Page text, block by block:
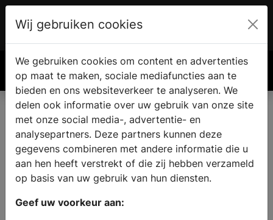
€ 0.00
Wij gebruiken cookies
We gebruiken cookies om content en advertenties
op maat te maken, sociale mediafuncties aan te
bieden en ons websiteverkeer te analyseren. We
delen ook informatie over uw gebruik van onze site
met onze social media-, advertentie- en
analysepartners. Deze partners kunnen deze
gegevens combineren met andere informatie die u
aan hen heeft verstrekt of die zij hebben verzameld
op basis van uw gebruik van hun diensten.
Geef uw voorkeur aan: